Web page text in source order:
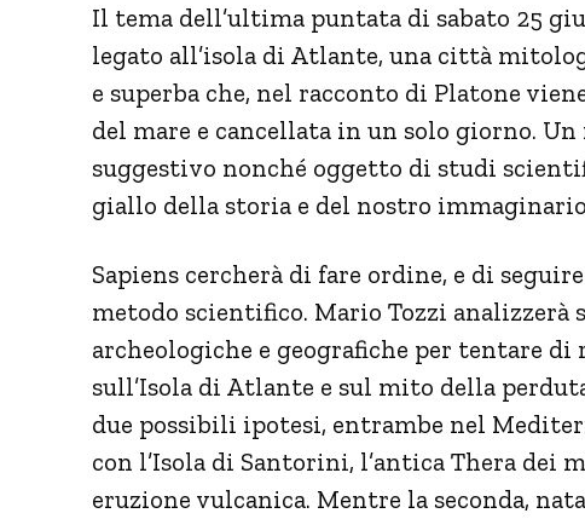
Il tema dell’ultima puntata di sabato 25
legato all’isola di Atlante, una città
e superba che, nel racconto di Platone
del mare e cancellata in un solo giorno.
suggestivo nonché oggetto di studi
giallo della storia e del nostro
Sapiens cercherà di fare ordine, e di
metodo scientifico. Mario Tozzi analizzerà
archeologiche e geografiche per tentare
sull’Isola di Atlante e sul mito della
due possibili ipotesi, entrambe nel
con l’Isola di Santorini, l’antica Thera dei
eruzione vulcanica. Mentre la seconda,